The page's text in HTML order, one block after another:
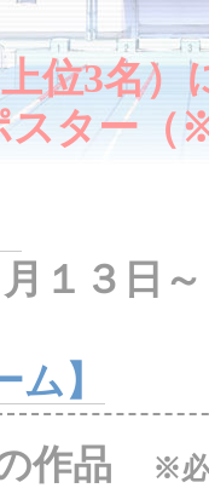
位3名）
スター
１３日
ム】
作品
※